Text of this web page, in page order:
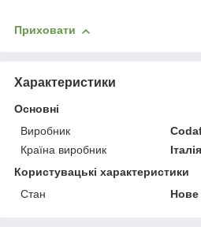
Приховати
Характеристики
Основні
Виробник
Країна виробник
Італія
Користувацькі характеристики
Стан
Нове